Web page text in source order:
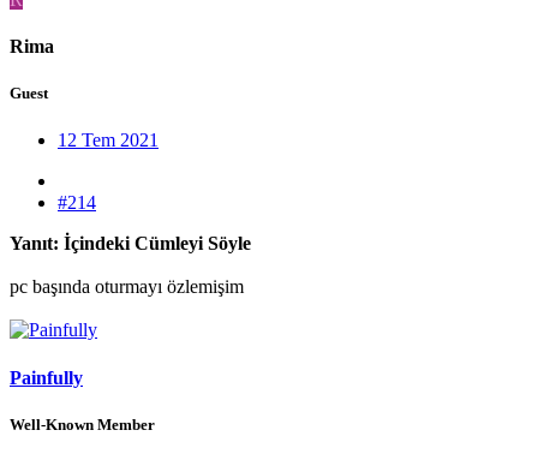
Rima
Guest
12 Tem 2021
#214
Yanıt: İçindeki Cümleyi Söyle
pc başında oturmayı özlemişim
Painfully
Well-Known Member